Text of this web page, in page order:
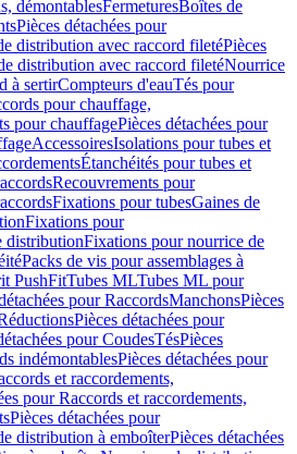
démontablesFermeturesBoîtes de
Pièces détachées pour
distribution avec raccord filetéPièces
distribution avec raccord filetéNourrice
à sertirCompteurs d'eauTés pour
pour chauffage,
pour chauffagePièces détachées pour
AccessoiresIsolations pour tubes et
Étanchéités pour tubes et
Recouvrements pour
Fixations pour tubesGaines de
Fixations pour
distributionFixations pour nourrice de
Packs de vis pour assemblages à
PushFitTubes MLTubes ML pour
pour RaccordsManchonsPièces
Pièces détachées pour
pour CoudesTésPièces
indémontablesPièces détachées pour
et raccordements,
pour Raccords et raccordements,
Pièces détachées pour
distribution à emboîterPièces détachées